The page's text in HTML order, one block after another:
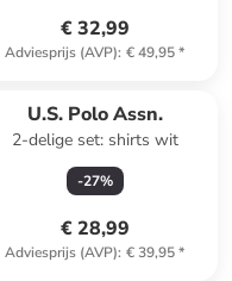
€ 32,99
Adviesprijs (AVP): € 49,95*
U.S. Polo Assn.
2-delige set: shirts wit
-27%
€ 28,99
Adviesprijs (AVP): € 39,95*